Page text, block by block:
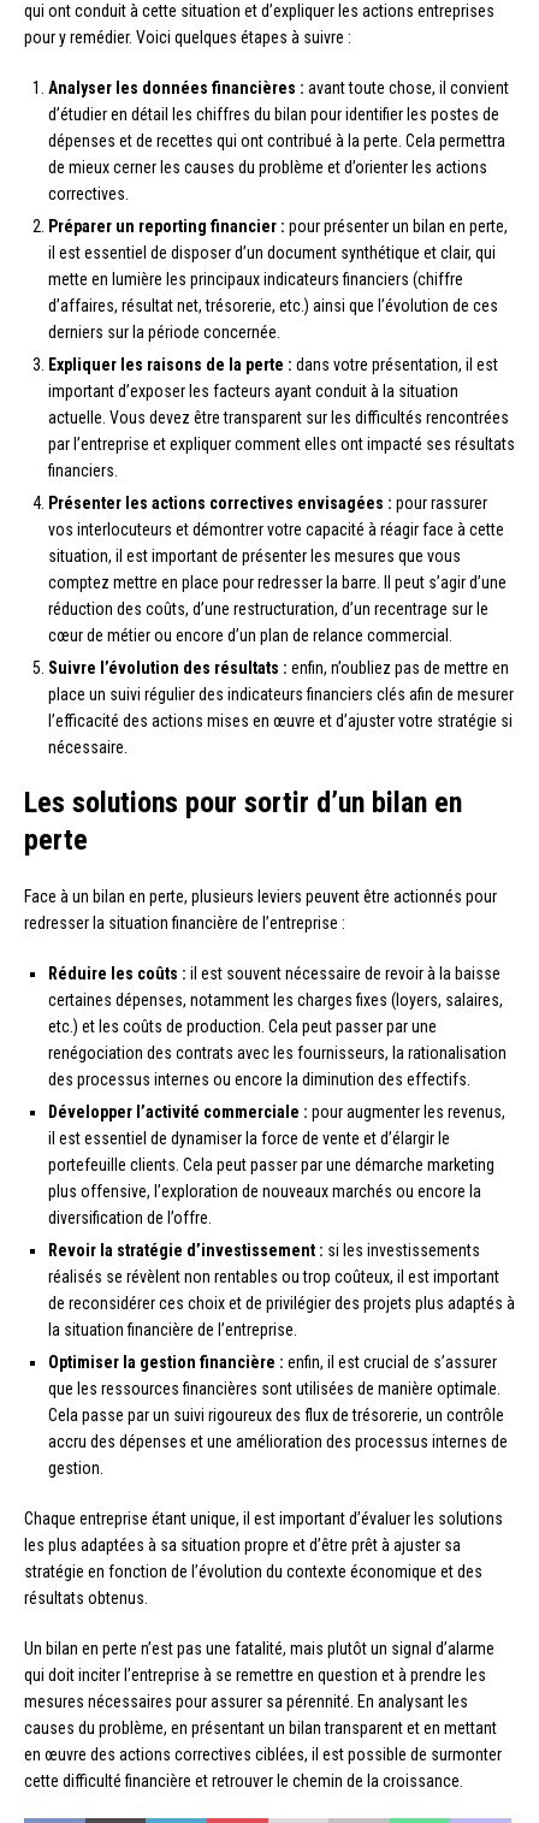
qui ont conduit à cette situation et d’expliquer les actions entreprises
pour y remédier. Voici quelques étapes à suivre :
Analyser les données financières : avant toute chose, il convient
d’étudier en détail les chiffres du bilan pour identifier les postes de
dépenses et de recettes qui ont contribué à la perte. Cela permettra
de mieux cerner les causes du problème et d’orienter les actions
correctives.
Préparer un reporting financier : pour présenter un bilan en perte,
il est essentiel de disposer d’un document synthétique et clair, qui
mette en lumière les principaux indicateurs financiers (chiffre
d’affaires, résultat net, trésorerie, etc.) ainsi que l’évolution de ces
derniers sur la période concernée.
Expliquer les raisons de la perte : dans votre présentation, il est
important d’exposer les facteurs ayant conduit à la situation
actuelle. Vous devez être transparent sur les difficultés rencontrées
par l’entreprise et expliquer comment elles ont impacté ses résultats
financiers.
Présenter les actions correctives envisagées : pour rassurer
vos interlocuteurs et démontrer votre capacité à réagir face à cette
situation, il est important de présenter les mesures que vous
comptez mettre en place pour redresser la barre. Il peut s’agir d’une
réduction des coûts, d’une restructuration, d’un recentrage sur le
cœur de métier ou encore d’un plan de relance commercial.
Suivre l’évolution des résultats : enfin, n’oubliez pas de mettre en
place un suivi régulier des indicateurs financiers clés afin de mesurer
l’efficacité des actions mises en œuvre et d’ajuster votre stratégie si
nécessaire.
Les solutions pour sortir d’un bilan en
perte
Face à un bilan en perte, plusieurs leviers peuvent être actionnés pour
redresser la situation financière de l’entreprise :
Réduire les coûts : il est souvent nécessaire de revoir à la baisse
certaines dépenses, notamment les charges fixes (loyers, salaires,
etc.) et les coûts de production. Cela peut passer par une
renégociation des contrats avec les fournisseurs, la rationalisation
des processus internes ou encore la diminution des effectifs.
Développer l’activité commerciale : pour augmenter les revenus,
il est essentiel de dynamiser la force de vente et d’élargir le
portefeuille clients. Cela peut passer par une démarche marketing
plus offensive, l’exploration de nouveaux marchés ou encore la
diversification de l’offre.
Revoir la stratégie d’investissement : si les investissements
réalisés se révèlent non rentables ou trop coûteux, il est important
de reconsidérer ces choix et de privilégier des projets plus adaptés à
la situation financière de l’entreprise.
Optimiser la gestion financière : enfin, il est crucial de s’assurer
que les ressources financières sont utilisées de manière optimale.
Cela passe par un suivi rigoureux des flux de trésorerie, un contrôle
accru des dépenses et une amélioration des processus internes de
gestion.
Chaque entreprise étant unique, il est important d’évaluer les solutions
les plus adaptées à sa situation propre et d’être prêt à ajuster sa
stratégie en fonction de l’évolution du contexte économique et des
résultats obtenus.
Un bilan en perte n’est pas une fatalité, mais plutôt un signal d’alarme
qui doit inciter l’entreprise à se remettre en question et à prendre les
mesures nécessaires pour assurer sa pérennité. En analysant les
causes du problème, en présentant un bilan transparent et en mettant
en œuvre des actions correctives ciblées, il est possible de surmonter
cette difficulté financière et retrouver le chemin de la croissance.